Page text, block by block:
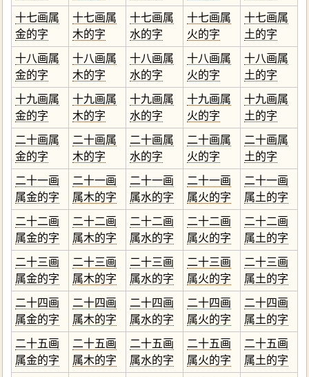
十七画属
金的字
十七画属
木的字
十七画属
水的字
十七画属
火的字
十七画属
土的字
十八画属
金的字
十八画属
木的字
十八画属
水的字
十八画属
火的字
十八画属
土的字
十九画属
金的字
十九画属
木的字
十九画属
水的字
十九画属
火的字
十九画属
土的字
二十画属
金的字
二十画属
木的字
二十画属
水的字
二十画属
火的字
二十画属
土的字
二十一画
属金的字
二十一画
属木的字
二十一画
属水的字
二十一画
属火的字
二十一画
属土的字
二十二画
属金的字
二十二画
属木的字
二十二画
属水的字
二十二画
属火的字
二十二画
属土的字
二十三画
属金的字
二十三画
属木的字
二十三画
属水的字
二十三画
属火的字
二十三画
属土的字
二十四画
属金的字
二十四画
属木的字
二十四画
属水的字
二十四画
属火的字
二十四画
属土的字
二十五画
属金的字
二十五画
属木的字
二十五画
属水的字
二十五画
属火的字
二十五画
属土的字